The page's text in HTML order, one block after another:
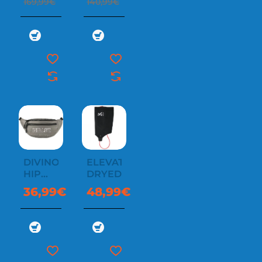
DIVINO
HIP
PACK
36,99€
ELEVATION
DRYEDGE
48,99€